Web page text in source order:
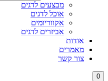
מבצעים לדגים
אוכל לדגים
אקווריומים
אביזרים לדגים
אודות
מאמרים
צור קשר
0